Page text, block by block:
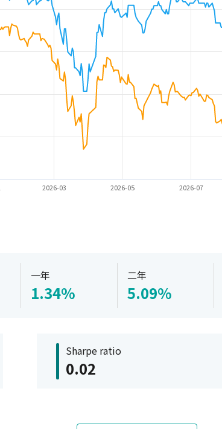
2026-03 2026-05 2026-07
一年
1.34%
二年
5.09%
Sharpe ratio
0.02